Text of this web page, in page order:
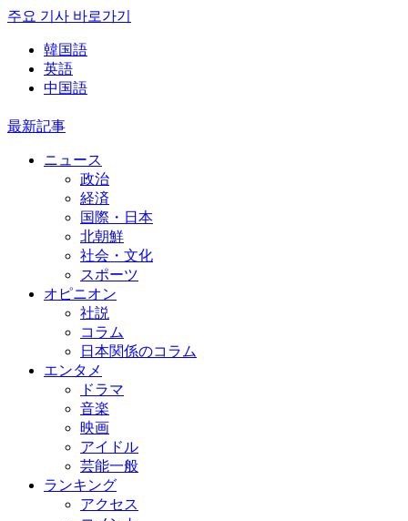
주요 기사 바로가기
韓国語
英語
中国語
最新記事
ニュース
政治
経済
国際・日本
北朝鮮
社会・文化
スポーツ
オピニオン
社説
コラム
日本関係のコラム
エンタメ
ドラマ
音楽
映画
アイドル
芸能一般
ランキング
アクセス